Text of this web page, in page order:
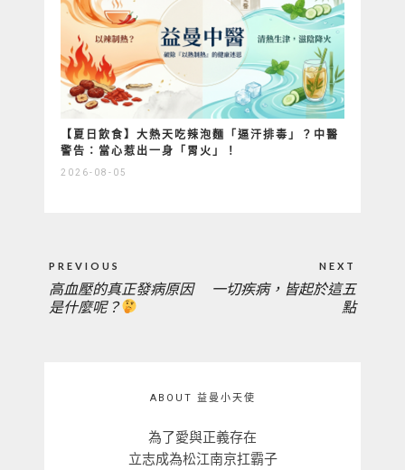
【夏日飲食】大熱天吃辣泡麵「逼汗排毒」？中醫
警告：當心惹出一身「胃火」！
2026-08-05
導
PREVIOUS
PREVIOUS
高血壓的真正發病原因
是什麼呢？
NEXT
NEXT
一切疾病，皆起於這五
點
ABOUT 益曼小天使
為了愛與正義存在
立志成為松江南京扛霸子